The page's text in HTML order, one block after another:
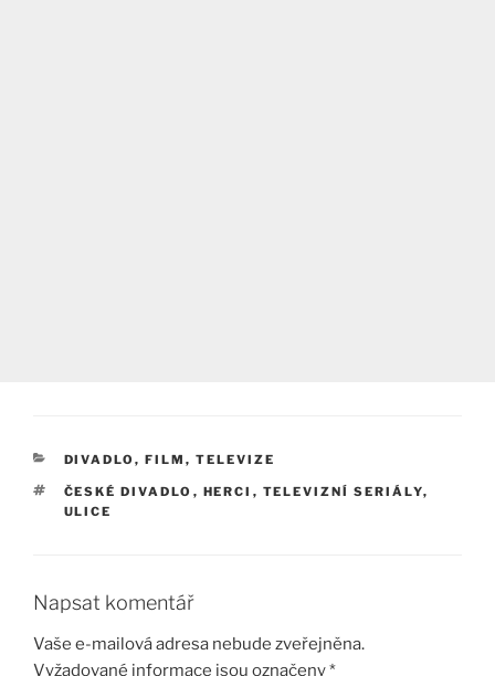
RUBRIKY
DIVADLO, FILM, TELEVIZE
ŠTÍTKY
ČESKÉ DIVADLO , HERCI , TELEVIZNÍ SERIÁLY,
ULICE
Napsat komentář
Vaše e-mailová adresa nebude zveřejněna.
Vyžadované informace jsou označeny*